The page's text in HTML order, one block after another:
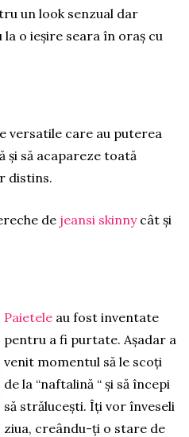
un look senzual dar
o ieșire seara în oraș cu
versatile care au puterea
și să acapareze toată
distins.
de jeansi skinnycât și
Paietele au fost inventate
pentru a fi purtate. Așadar a
venit momentul să le scoți
de la “naftalină “ și să începi
să strălucești. Îți vor înveseli
ziua, creându-ți o stare de